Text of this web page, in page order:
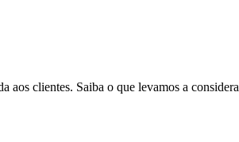
aos clientes. Saiba o que levamos a